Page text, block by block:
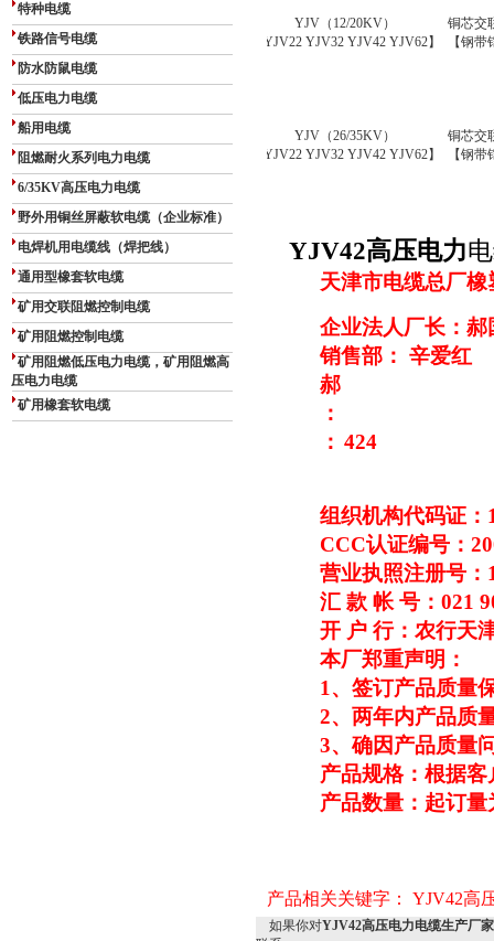
特种电缆
铁路信号电缆
防水防鼠电缆
低压电力电缆
船用电缆
阻燃耐火系列电力电缆
6/35KV高压电力电缆
野外用铜丝屏蔽软电缆（企业标准）
电焊机用电缆线（焊把线）
通用型橡套软电缆
矿用交联阻燃控制电缆
矿用阻燃控制电缆
矿用阻燃低压电力电缆，矿用阻燃高
压电力电缆
矿用橡套软电缆
YJV （ 12/20KV）
【YJV22 YJV32 YJV42 YJV62】
铜芯交
【钢
YJV （26/35KV）
【YJV22 YJV32 YJV42 YJV62】
铜芯交
【钢
YJV42高压电力
天津市电缆总厂橡
企业法人厂长：郝
销售部： 辛爱红
郝
：
： 424
组织机构代码证：
CCC认证编号：
营业执照注册号：
汇 款 帐 号：021
开 户 行：农行天
本厂郑重声明：
1 、签订产品质量
2、两年内产品质
3、确因产品质量
产品规格：根据
产品数量：起订量
产品相关关键字： YJV42高
如果你对YJV42高压电力电缆生产厂家